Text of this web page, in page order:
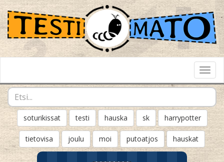
soturikissat testi hauska sk harrypotter
tietovisa joulu moi putoatjos hauskat